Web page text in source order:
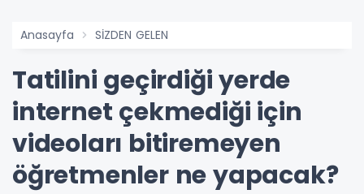
Anasayfa SİZDEN GELEN
Tatilini geçirdiği yerde
internet çekmediği için
videoları bitiremeyen
öğretmenler ne yapacak?